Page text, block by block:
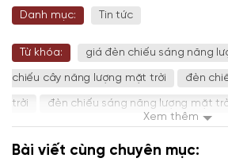
Danh mục: Tin tức
Xem thêm
Từ khóa: giá đèn chiếu sáng năng
chiếu cây năng lượng mặt trời đèn
trời đèn chiếu sáng năng lượng mặt
năng lượng mặt trời 100w đèn hắt
đèn năng lượng mặt trời 5w đèn rọi
Bài viết cùng chuyên mục: